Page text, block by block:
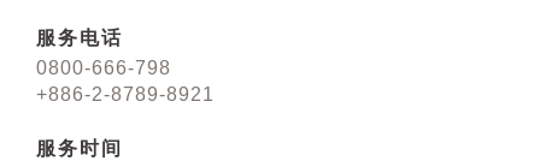
服务电话
0800-666-798
+886-2-8789-8921
服务时间